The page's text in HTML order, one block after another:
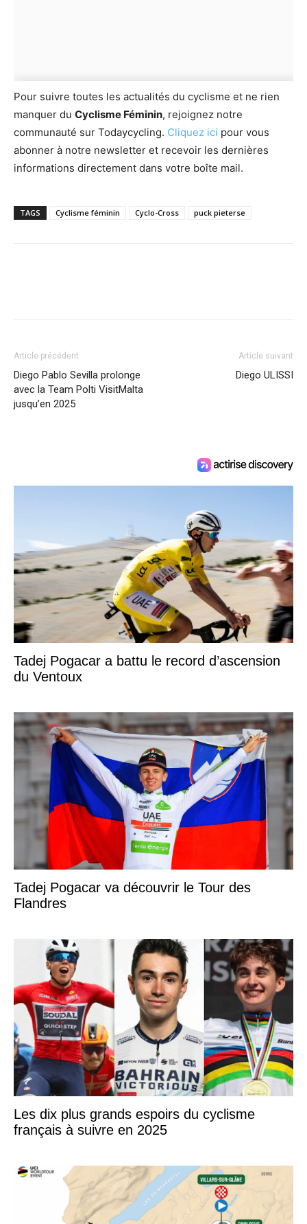
Pour suivre toutes les actualités du cyclisme et ne rien
manquer du Cyclisme Féminin, rejoignez notre
communauté sur Todaycycling. Cliquez ici pour vous
abonner à notre newsletter et recevoir les dernières
informations directement dans votre boîte mail.
TAGS Cyclisme féminin Cyclo-Cross puck pieterse
Article précédent
Diego Pablo Sevilla prolonge
avec la Team Polti VisitMalta
jusqu’en 2025
Article suivant
Diego ULISSI
Tadej Pogacar a battu le record d’ascension
du Ventoux
Tadej Pogacar va découvrir le Tour des
Flandres
Les dix plus grands espoirs du cyclisme
français à suivre en 2025